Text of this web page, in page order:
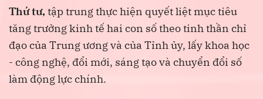
Thứ tư, tập trung thực hiện quyết liệt mục tiêu
tăng trưởng kinh tế hai con số theo tinh thần chỉ
đạo của Trung ương và của Tỉnh ủy, lấy khoa học
- công nghệ, đổi mới, sáng tạo và chuyển đổi số
làm động lực chính.